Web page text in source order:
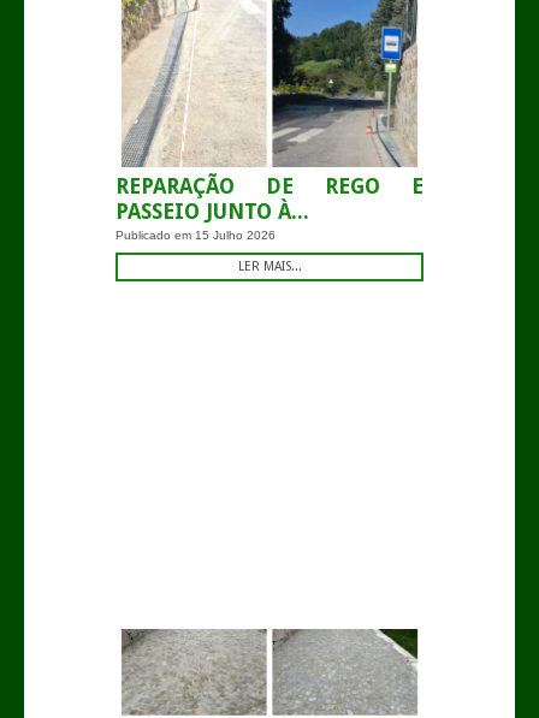
REPARAÇÃO DE REGO E
PASSEIO JUNTO À...
Publicado em 15 Julho 2026
LER MAIS...